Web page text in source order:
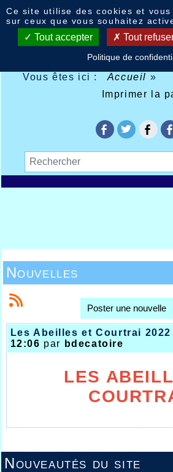
Vous êtes ici : Accueil »
Imprimer la
Nouveautés du site
Nouvelles
Poster une nouvelle
Les Abeilles et Courtrai 2022
12:06 par bdecatoire
LES
LES
Ce site utilise des cookies et
sur ceux que vous souhaitez
Tout accepter Tout
Politique de